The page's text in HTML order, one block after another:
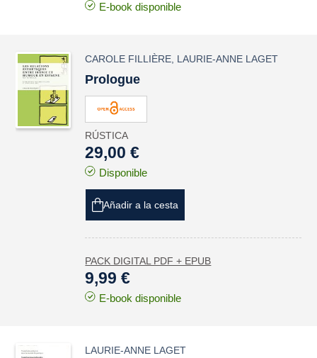
E-book disponible
CAROLE FILLIÈRE LAURIE-ANNE LAGET
Prologue
RÚSTICA
29,00 €
Disponible
Añadir a la cesta
PACK DIGITAL PDF + EPUB
9,99 €
E-book disponible
LAURIE-ANNE LAGET